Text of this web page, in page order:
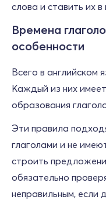
слова и ставить их
Времена
особенности
Всего в английском
Каждый из них
образования
Эти правила
глаголами и не
строить
обязательно
неправильным,